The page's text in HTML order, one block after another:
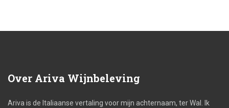
Over Ariva Wijnbeleving
Ariva is de Italiaanse vertaling voor mijn achternaam, ter Wal. Ik